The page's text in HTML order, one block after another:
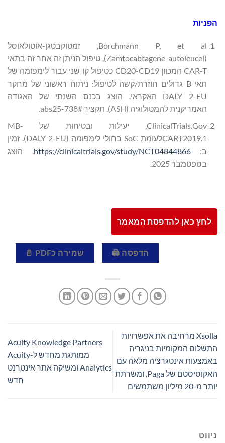
הפניות
Borchmann P, et al, זמטוקבטגן-אוטולאוסל
(Zamtocabtagene-autoleucel), טיפול הניתן זה אחר זה בתאי
CAR-T המכוון CD20-CD19 כטיפול קו שני עבור לימפומה של
תאי B גדולים חוזרת/קשה לטיפול: ניתוח ראשוני של מחקר
DALY 2-EU האקראי. הוצג בכנס השנתי של האגודה
האמריקנית להמטולוגיה (ASH). תקציר #abs25-738.
ClinicalTrials.Gov, יעילות ובטיחות של MB-
CART2019.1לעומת SoC בחולי לימפומה (DALY 2-EU). זמין
ב:https://clinicaltrials.gov/study/NCT04844866. הוצג
בספטמבר 2025.
לחץ כאן להדפסת המאמר
הדפסה 🖨 שמירה כPDF 📄
Xsolla מרחיבה את אפשרויות
התשלום המקומיות בניגריה
באמצעות אינטגרציה מלאה עם
האקוסיסטם של Paga, ומשרתת
יותר מ-20 מיליון משתמשים
Acuity Knowledge Partners
ממותגת מחדש ל-Acuity
Analytics ומשיקה אתר אינטרנט
חדש
ניווט